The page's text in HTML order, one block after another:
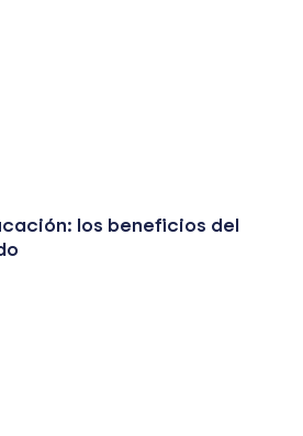
los beneficios del